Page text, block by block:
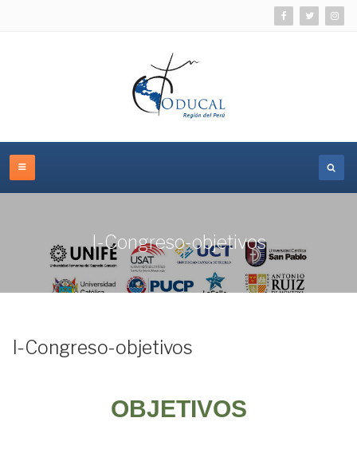
I-Congreso-objetivos
I-Congreso-objetivos
OBJETIVOS